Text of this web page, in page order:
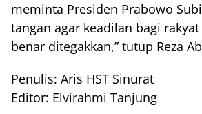
meminta Presiden Prabowo
tangan agar keadilan bagi
benar ditegakkan,” tutup Reza
Penulis: Aris HST Sinurat
Editor: Elvirahmi Tanjung